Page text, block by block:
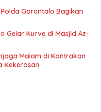
Gorontalo Bagikan
Gelar Kurve di Masjid Az-
Malam di Kontrakan
Kekerasan